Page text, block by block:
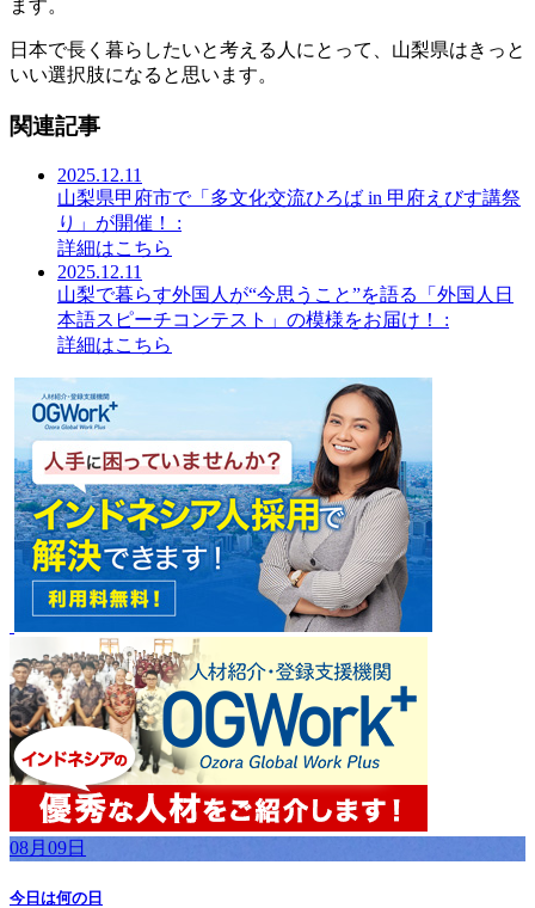
ます。
日本で長く暮らしたいと考える人にとって、山梨県はきっと
いい選択肢になると思います。
関連記事
2025.12.11
山梨県甲府市で「多文化交流ひろば in 甲府えびす講祭
り」が開催！ :
詳細はこちら
2025.12.11
山梨で暮らす外国人が“今思うこと”を語る「外国人日
本語スピーチコンテスト」の模様をお届け！ :
詳細はこちら
08月09日
今日は何の日